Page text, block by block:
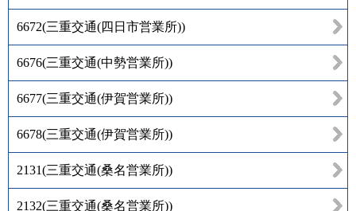
6672(三重交通(四日市営業所))
6676(三重交通(中勢営業所))
6677(三重交通(伊賀営業所))
6678(三重交通(伊賀営業所))
2131(三重交通(桑名営業所))
2132(三重交通(桑名営業所))